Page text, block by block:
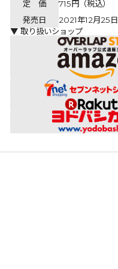
定 価
715円（税込）
発売日
2021年12月25日
▼ 取り扱いショップ